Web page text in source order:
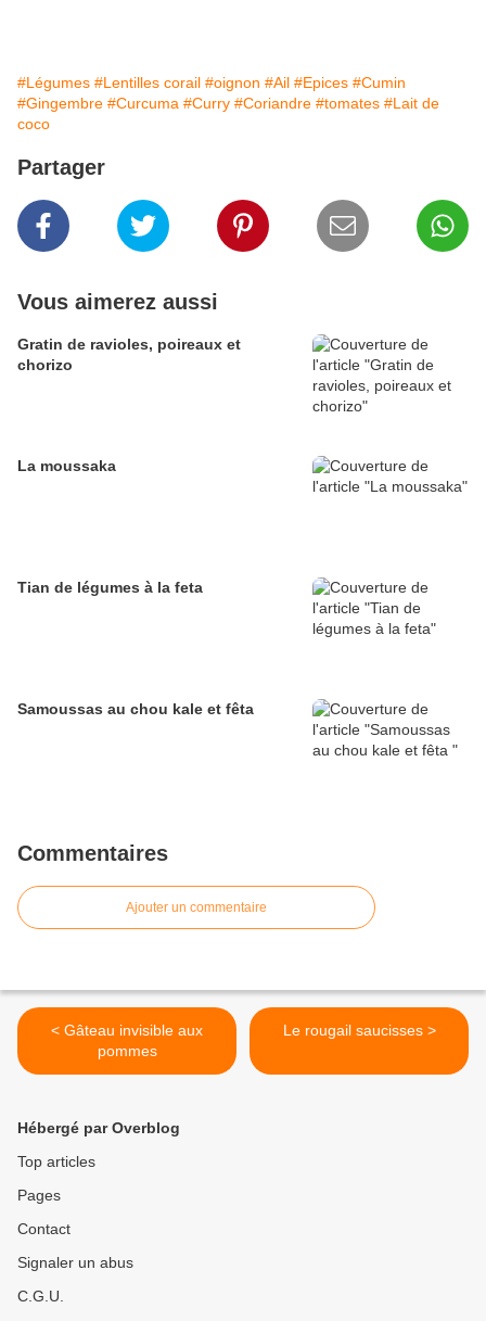
#Légumes #Lentilles corail #oignon #Ail #Epices #Cumin
#Gingembre #Curcuma #Curry #Coriandre #tomates #Lait de
coco
Partager
Vous aimerez aussi
Gratin de ravioles, poireaux et
chorizo
La moussaka
Tian de légumes à la feta
Samoussas au chou kale et fêta
Commentaires
Ajouter un commentaire
< Gâteau invisible aux
pommes
Le rougail saucisses >
Hébergé par Overblog
Top articles
Pages
Contact
Signaler un abus
C.G.U.